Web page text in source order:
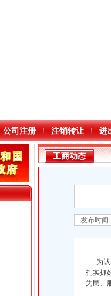
公司注册 注销转让 进
工商动态
发布时间
为认
扎实抓
为民、